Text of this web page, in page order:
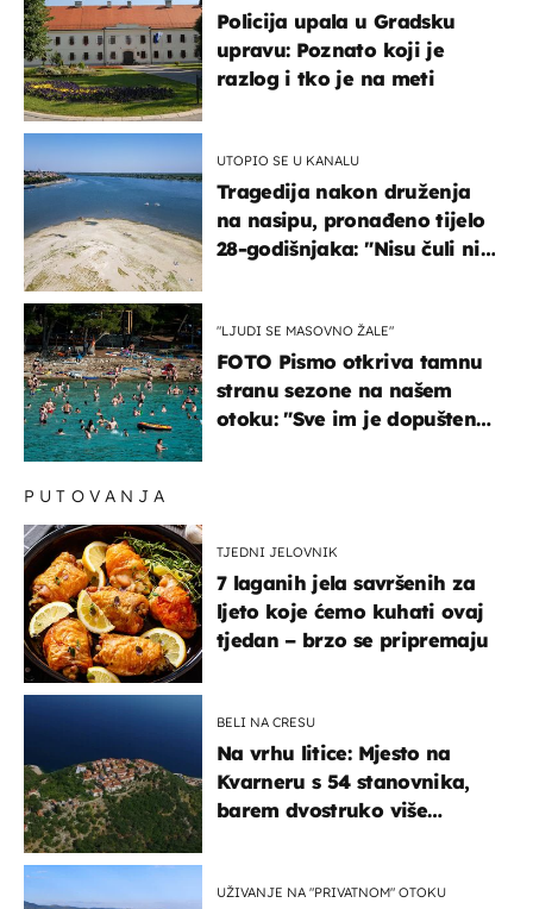
Policija upala u Gradsku
upravu: Poznato koji je
razlog i tko je na meti
UTOPIO SE U KANALU
Tragedija nakon druženja
na nasipu, pronađeno tijelo
28-godišnjaka: "Nisu čuli ni
"LJUDI SE MASOVNO ŽALE"
FOTO Pismo otkriva tamnu
stranu sezone na našem
otoku: "Sve im je dopušteno!
PUTOVANJA
TJEDNI JELOVNIK
7 laganih jela savršenih za
ljeto koje ćemo kuhati ovaj
tjedan – brzo se pripremaju
BELI NA CRESU
Na vrhu litice: Mjesto na
Kvarneru s 54 stanovnika,
barem dvostruko više
UŽIVANJE NA "PRIVATNOM" OTOKU